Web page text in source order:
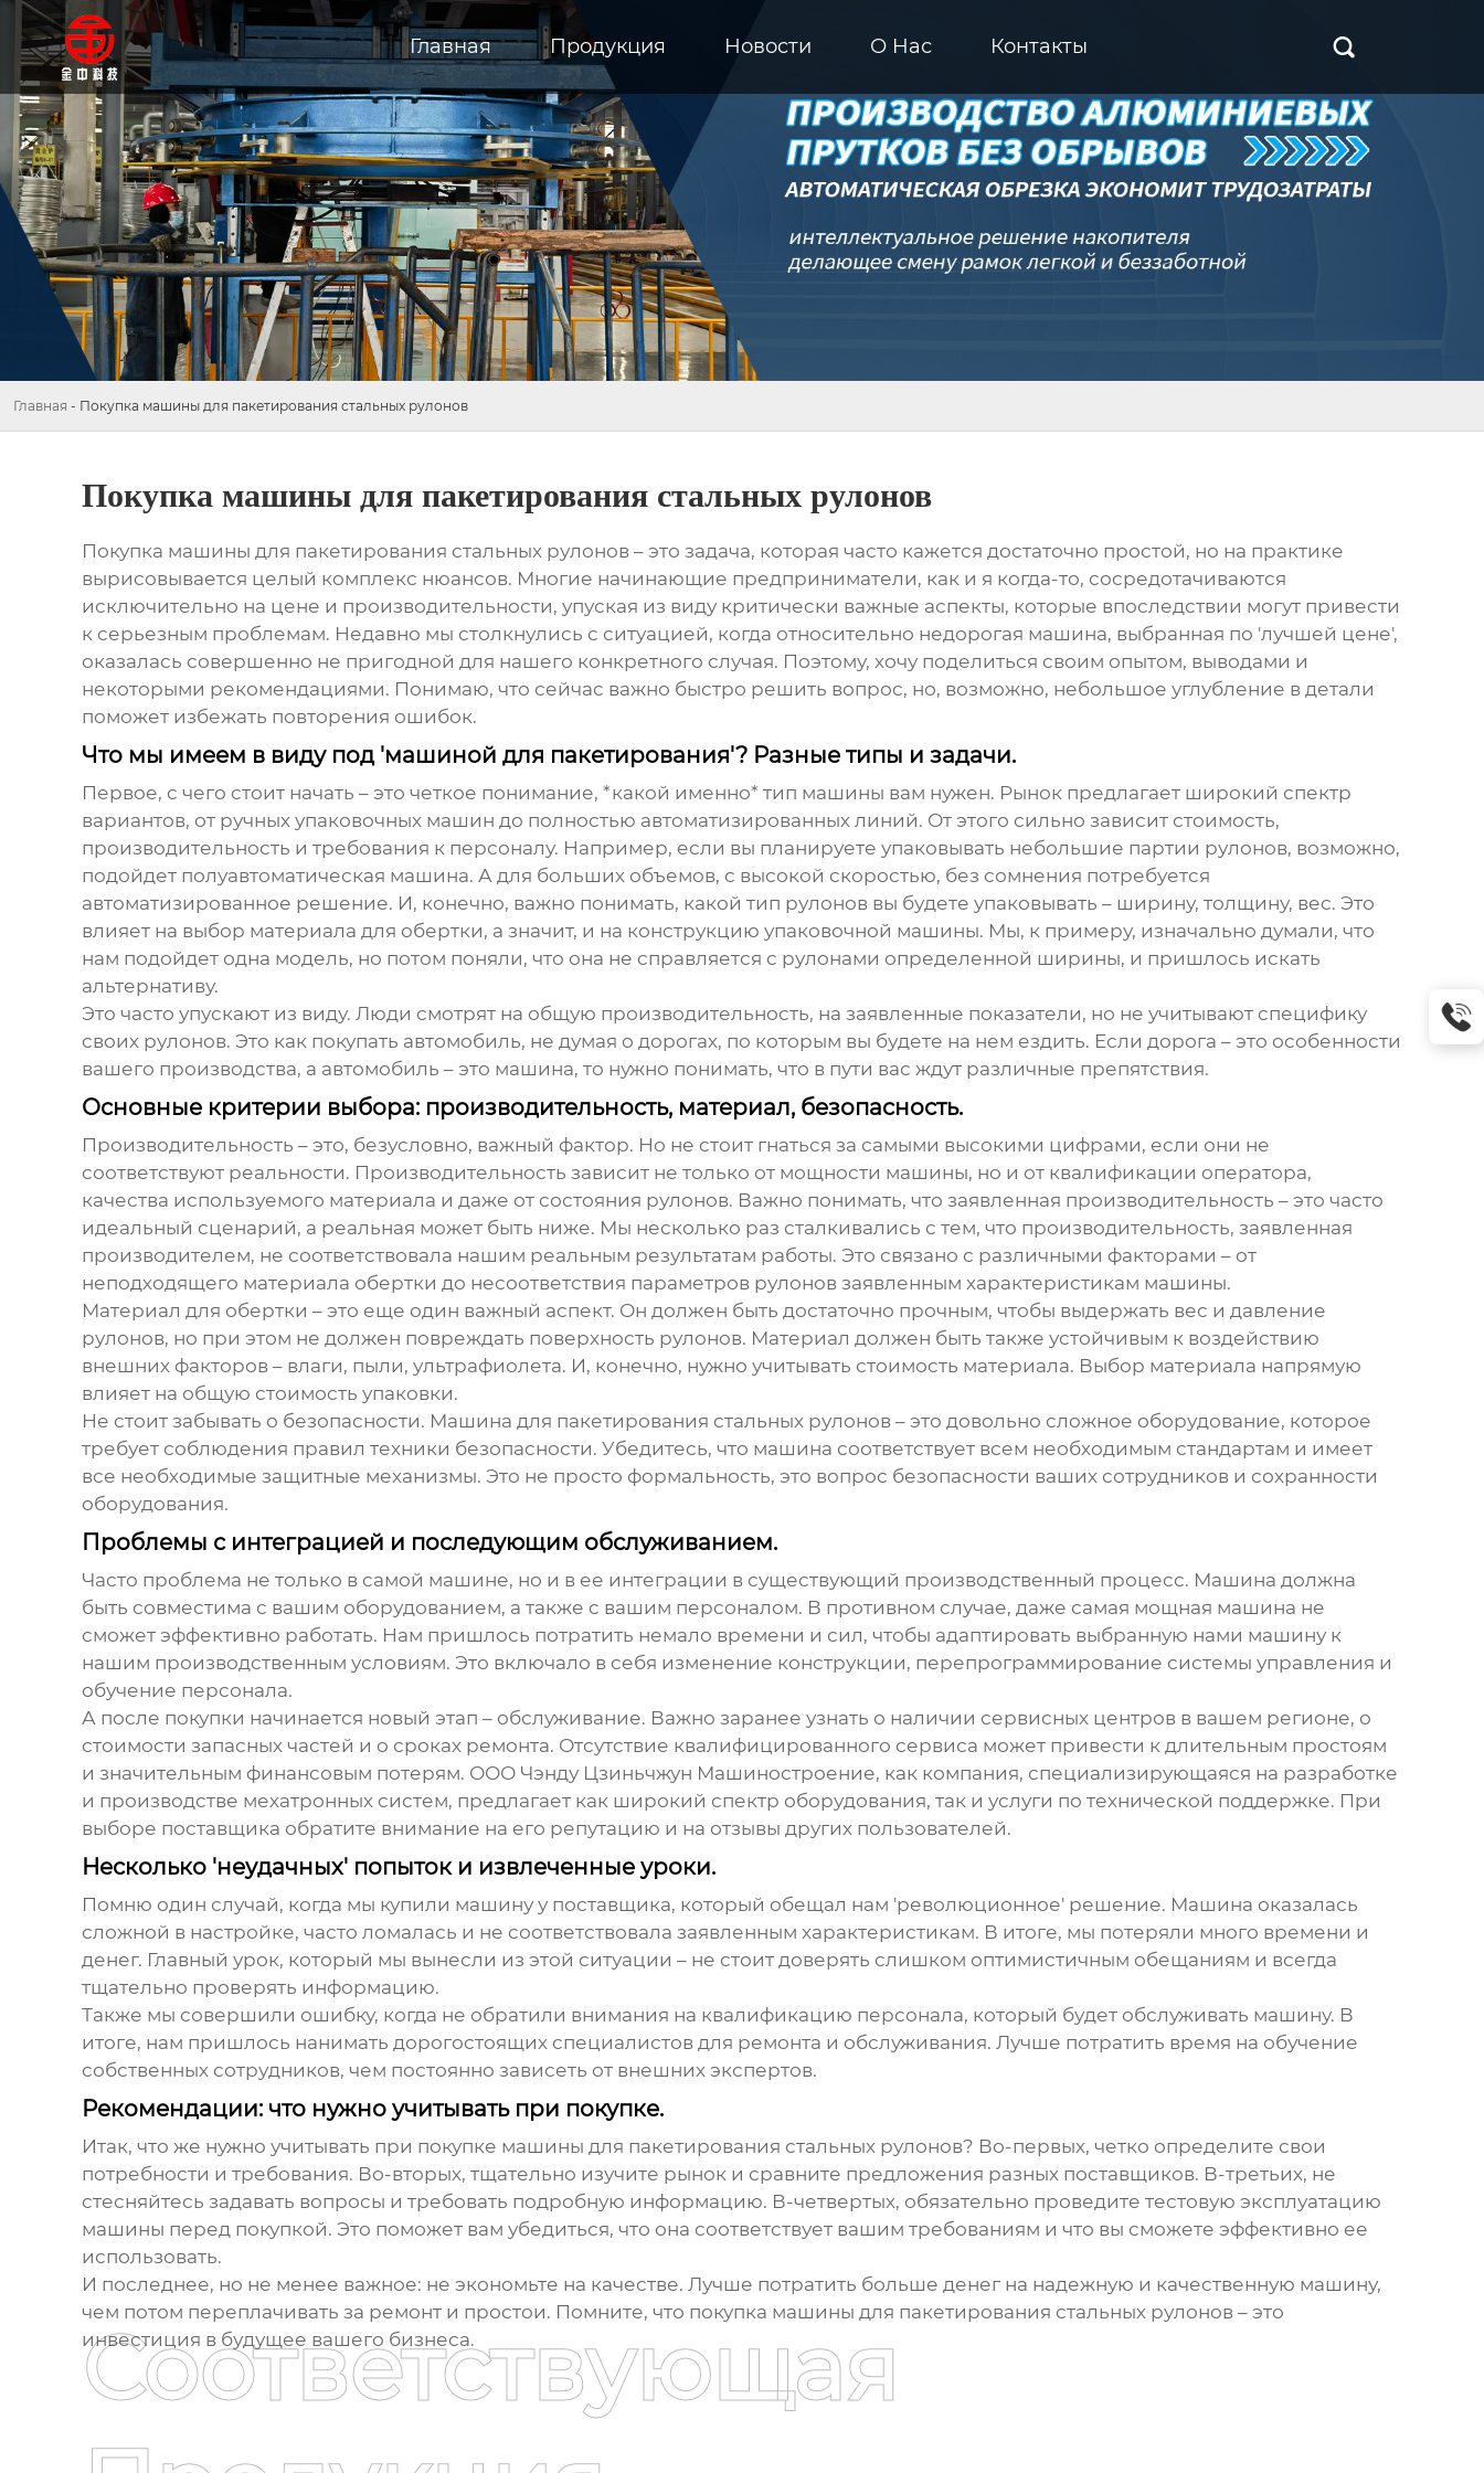
Главная Продукция Новости О Hас Контакты 
Главная - Покупка машины для пакетирования стальных рулонов
Покупка машины для пакетирования стальных рулонов
Покупка машины для пакетирования стальных рулонов– это задача, которая часто кажется достаточно простой, но на практике
вырисовывается целый комплекс нюансов. Многие начинающие предприниматели, как и я когда-то, сосредотачиваются
исключительно на цене и производительности, упуская из виду критически важные аспекты, которые впоследствии могут привести
к серьезным проблемам. Недавно мы столкнулись с ситуацией, когда относительно недорогая машина, выбранная по 'лучшей цене',
оказалась совершенно не пригодной для нашего конкретного случая. Поэтому, хочу поделиться своим опытом, выводами и
некоторыми рекомендациями. Понимаю, что сейчас важно быстро решить вопрос, но, возможно, небольшое углубление в детали
поможет избежать повторения ошибок.
Что мы имеем в виду под 'машиной для пакетирования'? Разные типы и задачи.
Первое, с чего стоит начать – это четкое понимание, *какой именно* тип машины вам нужен. Рынок предлагает широкий спектр
вариантов, от ручных упаковочных машин до полностью автоматизированных линий. От этого сильно зависит стоимость,
производительность и требования к персоналу. Например, если вы планируете упаковывать небольшие партии рулонов, возможно,
подойдет полуавтоматическая машина. А для больших объемов, с высокой скоростью, без сомнения потребуется
автоматизированное решение. И, конечно, важно понимать, какой тип рулонов вы будете упаковывать – ширину, толщину, вес. Это
влияет на выбор материала для обертки, а значит, и на конструкцию упаковочной машины. Мы, к примеру, изначально думали, что
нам подойдет одна модель, но потом поняли, что она не справляется с рулонами определенной ширины, и пришлось искать
альтернативу.
Это часто упускают из виду. Люди смотрят на общую производительность, на заявленные показатели, но не учитывают специфику
своих рулонов. Это как покупать автомобиль, не думая о дорогах, по которым вы будете на нем ездить. Если дорога – это особенности
вашего производства, а автомобиль – это машина, то нужно понимать, что в пути вас ждут различные препятствия.
Основные критерии выбора: производительность, материал, безопасность.
Производительность – это, безусловно, важный фактор. Но не стоит гнаться за самыми высокими цифрами, если они не
соответствуют реальности. Производительность зависит не только от мощности машины, но и от квалификации оператора,
качества используемого материала и даже от состояния рулонов. Важно понимать, что заявленная производительность – это часто
идеальный сценарий, а реальная может быть ниже. Мы несколько раз сталкивались с тем, что производительность, заявленная
производителем, не соответствовала нашим реальным результатам работы. Это связано с различными факторами – от
неподходящего материала обертки до несоответствия параметров рулонов заявленным характеристикам машины.
Материал для обертки – это еще один важный аспект. Он должен быть достаточно прочным, чтобы выдержать вес и давление
рулонов, но при этом не должен повреждать поверхность рулонов. Материал должен быть также устойчивым к воздействию
внешних факторов – влаги, пыли, ультрафиолета. И, конечно, нужно учитывать стоимость материала. Выбор материала напрямую
влияет на общую стоимость упаковки.
Не стоит забывать о безопасности. Машина для пакетирования стальных рулонов – это довольно сложное оборудование, которое
требует соблюдения правил техники безопасности. Убедитесь, что машина соответствует всем необходимым стандартам и имеет
все необходимые защитные механизмы. Это не просто формальность, это вопрос безопасности ваших сотрудников и сохранности
оборудования.
Проблемы с интеграцией и последующим обслуживанием.
Часто проблема не только в самой машине, но и в ее интеграции в существующий производственный процесс. Машина должна
быть совместима с вашим оборудованием, а также с вашим персоналом. В противном случае, даже самая мощная машина не
сможет эффективно работать. Нам пришлось потратить немало времени и сил, чтобы адаптировать выбранную нами машину к
нашим производственным условиям. Это включало в себя изменение конструкции, перепрограммирование системы управления и
обучение персонала.
А после покупки начинается новый этап – обслуживание. Важно заранее узнать о наличии сервисных центров в вашем регионе, о
стоимости запасных частей и о сроках ремонта. Отсутствие квалифицированного сервиса может привести к длительным простоям
и значительным финансовым потерям. ООО Чэнду Цзиньчжун Машиностроение, как компания, специализирующаяся на разработке
и производстве мехатронных систем, предлагает как широкий спектр оборудования, так и услуги по технической поддержке. При
выборе поставщика обратите внимание на его репутацию и на отзывы других пользователей.
Несколько 'неудачных' попыток и извлеченные уроки.
Помню один случай, когда мы купили машину у поставщика, который обещал нам 'революционное' решение. Машина оказалась
сложной в настройке, часто ломалась и не соответствовала заявленным характеристикам. В итоге, мы потеряли много времени и
денег. Главный урок, который мы вынесли из этой ситуации – не стоит доверять слишком оптимистичным обещаниям и всегда
тщательно проверять информацию.
Также мы совершили ошибку, когда не обратили внимания на квалификацию персонала, который будет обслуживать машину. В
итоге, нам пришлось нанимать дорогостоящих специалистов для ремонта и обслуживания. Лучше потратить время на обучение
собственных сотрудников, чем постоянно зависеть от внешних экспертов.
Рекомендации: что нужно учитывать при покупке.
Итак, что же нужно учитывать при покупке машины для пакетирования стальных рулонов? Во-первых, четко определите свои
потребности и требования. Во-вторых, тщательно изучите рынок и сравните предложения разных поставщиков. В-третьих, не
стесняйтесь задавать вопросы и требовать подробную информацию. В-четвертых, обязательно проведите тестовую эксплуатацию
машины перед покупкой. Это поможет вам убедиться, что она соответствует вашим требованиям и что вы сможете эффективно ее
использовать.
И последнее, но не менее важное: не экономьте на качестве. Лучше потратить больше денег на надежную и качественную машину,
чем потом переплачивать за ремонт и простои. Помните, что покупка машины для пакетирования стальных рулонов– это
инвестиция в будущее вашего бизнеса.
Соответствующая